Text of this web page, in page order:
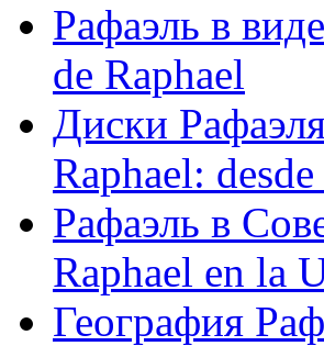
Рафаэль в
de Raphael
Диски
Raphael:
Рафаэль в
Raphael en la
География